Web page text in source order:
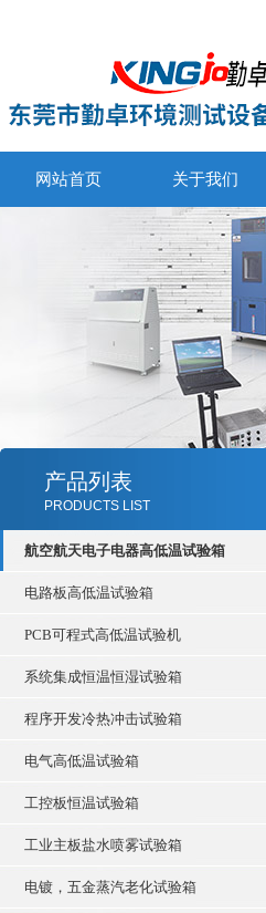
网站首页 关于我们
产品列表
PRODUCTS LIST
航空航天电子电器高低温试验箱
电路板高低温试验箱
PCB可程式高低温试验机
系统集成恒温恒湿试验箱
程序开发冷热冲击试验箱
电气高低温试验箱
工控板恒温试验箱
工业主板盐水喷雾试验箱
电镀，五金蒸汽老化试验箱